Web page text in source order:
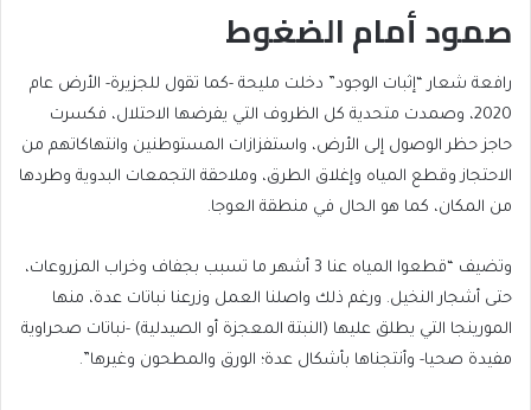
صمود أمام الضغوط
رافعة شعار “إثبات الوجود” دخلت مليحة -كما تقول للجزيرة- الأرض عام
2020، وصمدت متحدية كل الظروف التي يفرضها الاحتلال، فكسرت
حاجز حظر الوصول إلى الأرض، واستفزازات المستوطنين وانتهاكاتهم من
الاحتجاز وقطع المياه وإغلاق الطرق، وملاحقة التجمعات البدوية وطردها
من المكان، كما هو الحال في منطقة العوجا.
وتضيف “قطعوا المياه عنا 3 أشهر ما تسبب بجفاف وخراب المزروعات،
حتى أشجار النخيل. ورغم ذلك واصلنا العمل وزرعنا نباتات عدة، منها
المورينجا التي يطلق عليها (النبتة المعجزة أو الصيدلية) -نباتات صحراوية
مفيدة صحيا- وأنتجناها بأشكال عدة؛ الورق والمطحون وغيرها”.